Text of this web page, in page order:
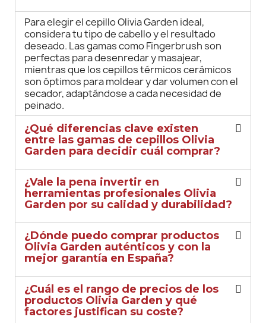
Para elegir el cepillo Olivia Garden ideal,
considera tu tipo de cabello y el resultado
deseado. Las gamas como Fingerbrush son
perfectas para desenredar y masajear,
mientras que los cepillos térmicos cerámicos
son óptimos para moldear y dar volumen con el
secador, adaptándose a cada necesidad de
peinado.
¿Qué diferencias clave existen
entre las gamas de cepillos Olivia
Garden para decidir cuál comprar?
¿Vale la pena invertir en
herramientas profesionales Olivia
Garden por su calidad y durabilidad?
¿Dónde puedo comprar productos
Olivia Garden auténticos y con la
mejor garantía en España?
¿Cuál es el rango de precios de los
productos Olivia Garden y qué
factores justifican su coste?